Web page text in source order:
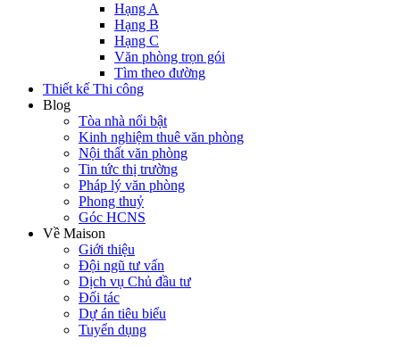
Hạng A
Hạng B
Hạng C
Văn phòng trọn gói
Tìm theo đường
Thiết kế Thi công
Blog
Tòa nhà nổi bật
Kinh nghiệm thuê văn phòng
Nội thất văn phòng
Tin tức thị trường
Pháp lý văn phòng
Phong thuỷ
Góc HCNS
Về Maison
Giới thiệu
Đội ngũ tư vấn
Dịch vụ Chủ đầu tư
Đối tác
Dự án tiêu biểu
Tuyển dụng